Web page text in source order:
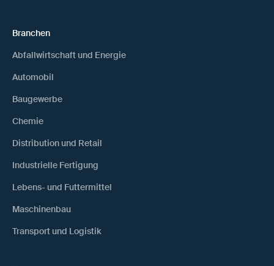
Branchen
Abfallwirtschaft und Energie
Automobil
Baugewerbe
Chemie
Distribution und Retail
Industrielle Fertigung
Lebens- und Futtermittel
Maschinenbau
Transport und Logistik